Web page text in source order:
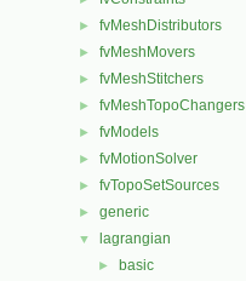
► fvMeshDistributors
► fvMeshMovers
► fvMeshStitchers
► fvMeshTopoChangers
► fvModels
► fvMotionSolver
► fvTopoSetSources
► generic
▼ lagrangian
► basic